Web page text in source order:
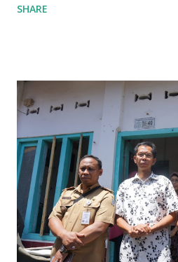
UMKM di Jatim. Namun
yang sebenarnya ada dana
Ketika saya menjalankan Reses di
Tulungagung , banyak
dana pinjaman lunak di Bank
UMKM, karena sebenarnya jika
memberikan sosialisasi sampai ke
yakin masyarakat sangat senang
akrab dipanggil Gus Udin
MEA, seharusnya pelaku UMKM
SHARE